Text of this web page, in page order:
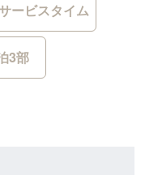
ービスタイム
3部